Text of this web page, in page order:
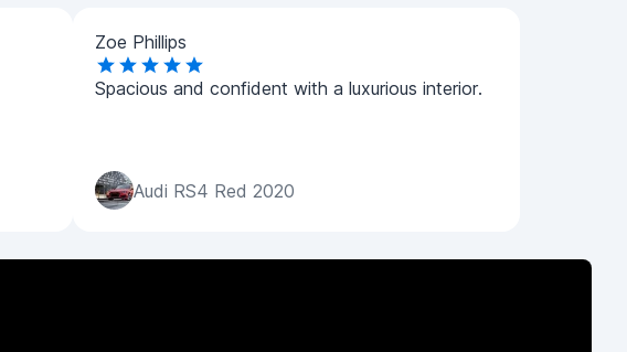
Zoe Phillips
Spacious and confident with a luxurious interior.
Audi RS4 Red 2020